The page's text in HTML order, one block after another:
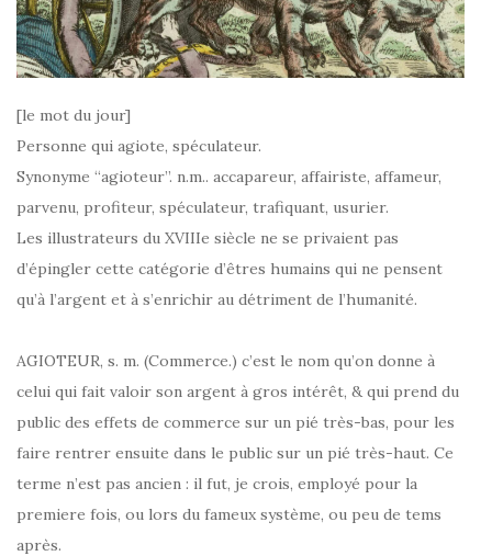
[le mot du jour]
Personne qui agiote, spéculateur.
Synonyme “agioteur”. n.m.. accapareur, affairiste, affameur,
parvenu, profiteur, spéculateur, trafiquant, usurier.
Les illustrateurs du XVIIIe siècle ne se privaient pas
d’épingler cette catégorie d’êtres humains qui ne pensent
qu’à l’argent et à s’enrichir au détriment de l’humanité.
AGIOTEUR, s. m. (Commerce.) c’est le nom qu’on donne à
celui qui fait valoir son argent à gros intérêt, & qui prend du
public des effets de commerce sur un pié très-bas, pour les
faire rentrer ensuite dans le public sur un pié très-haut. Ce
terme n’est pas ancien : il fut, je crois, employé pour la
premiere fois, ou lors du fameux système, ou peu de tems
après.